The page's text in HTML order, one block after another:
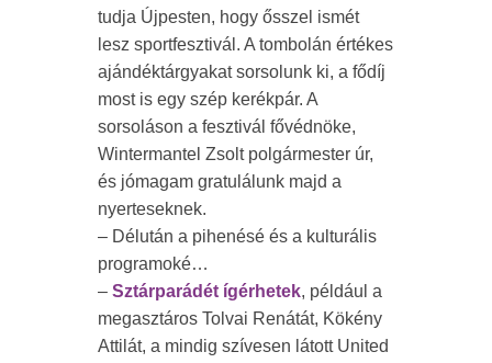
tudja Újpesten, hogy ősszel ismét
lesz sportfesztivál. A tombolán értékes
ajándéktárgyakat sorsolunk ki, a fődíj
most is egy szép kerékpár. A
sorsoláson a fesztivál fővédnöke,
Wintermantel Zsolt polgármester úr,
és jómagam gratulálunk majd a
nyerteseknek.
– Délután a pihenésé és a kulturális
programoké…
– Sztárparádét ígérhetek, például a
megasztáros Tolvai Renátát, Kökény
Attilát, a mindig szívesen látott United